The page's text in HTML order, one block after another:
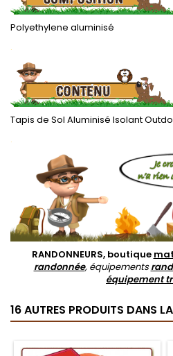
Polyethylene aluminisé
.
Tapis de Sol Aluminisé Isolant
.
RANDONNEURS, boutique
randonnée, équipements
équipement
16 AUTRES PRODUITS DANS